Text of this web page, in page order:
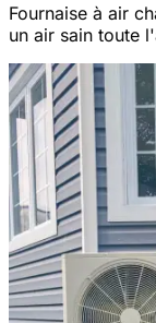
Fournaise à air
un air sain toute